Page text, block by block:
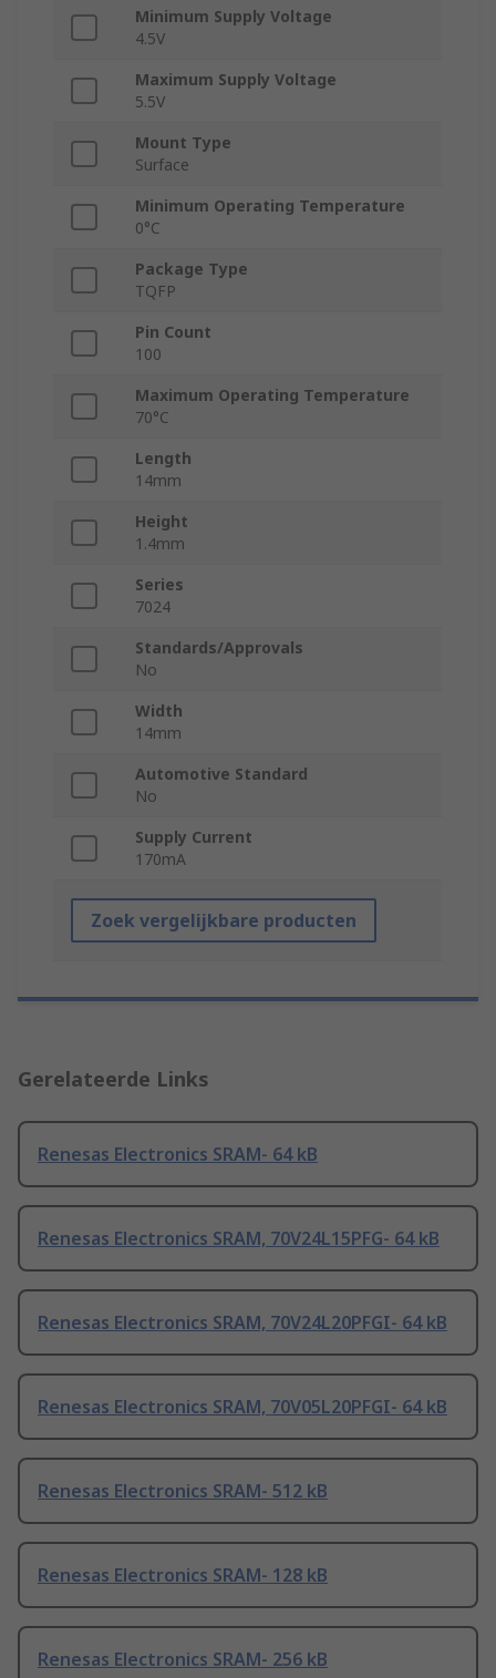
Minimum Supply Voltage
4.5V
Maximum Supply Voltage
5.5V
Mount Type
Surface
Minimum Operating Temperature
0°C
Package Type
TQFP
Pin Count
100
Maximum Operating Temperature
70°C
Length
14mm
Height
1.4mm
Series
7024
Standards/Approvals
No
Width
14mm
Automotive Standard
No
Supply Current
170mA
Zoek vergelijkbare producten
Gerelateerde Links
Renesas Electronics SRAM- 64 kB
Renesas Electronics SRAM, 70V24L15PFG- 64 kB
Renesas Electronics SRAM, 70V24L20PFGI- 64 kB
Renesas Electronics SRAM, 70V05L20PFGI- 64 kB
Renesas Electronics SRAM- 512 kB
Renesas Electronics SRAM- 128 kB
Renesas Electronics SRAM- 256 kB